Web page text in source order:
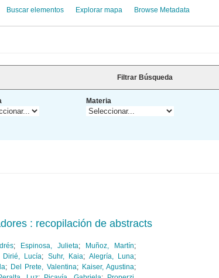
Buscar elementos Explorar mapa Browse Metadata
Filtrar Búsqueda
Materia
: recopilación de abstracts
; Espinosa, Julieta; Muñoz, Martín;
Dirié, Lucía; Suhr, Kaia; Alegría, Luna;
; Del Prete, Valentina; Kaiser, Agustina;